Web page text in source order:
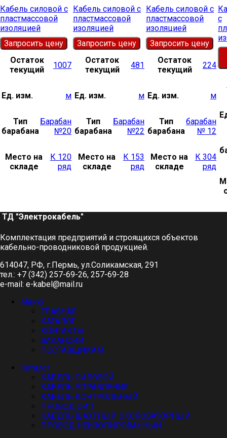
Кабель силовой с
пластмассовой
изоляцией
Запросить цену
Остаток
текущий
1007
Ед. изм. м
Тип
барабана
Барабан
№20
Место на
складе
К 120
ряд
Кабель силовой с
пластмассовой
изоляцией
Запросить цену
Остаток
текущий
481
Ед. изм. м
Тип
барабана
Барабан
№22
Место на
складе
К 153
ряд
Кабель силовой с
пластмассовой
изоляцией
Запросить цену
Остаток
текущий
224
Ед. изм. м
Тип
барабана
барабан
№ 12
Место на
складе
К 304
ряд
с
ТД "Электрокабель"​
Комплектация предприятий и строящихся объектов
кабельно-проводниковой продукцией.
614047, РФ, г.Пермь, ул.Соликамская, 291
тел.: +7 (342) 257-69-26, 257-69-28
e-mail: e-kabel@mail.ru
Меню
ГЛАВНАЯ
КАТАЛОГ
КОНТАКТЫ
ВАКАНСИИ
ПОСТАВЩИКАМ
Каталог
КАБЕЛЬ СИЛОВОЙ
КАБЕЛЬ УПРАВЛЕНИЯ
КАБЕЛЬ КОНТРОЛЬНЫЙ
ПРОВОД СИП
КАБЕЛЬ ШАХТНЫЙ ЭКСКОВАТОРНЫЙ
ПРОВОД НЕИЗОЛИРОВАННЫЙ